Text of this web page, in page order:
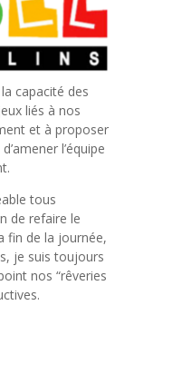
capacité des
liés à nos
et à proposer
l’équipe
tous
de refaire le
fin de la journée,
je suis toujours
nos “rêveries